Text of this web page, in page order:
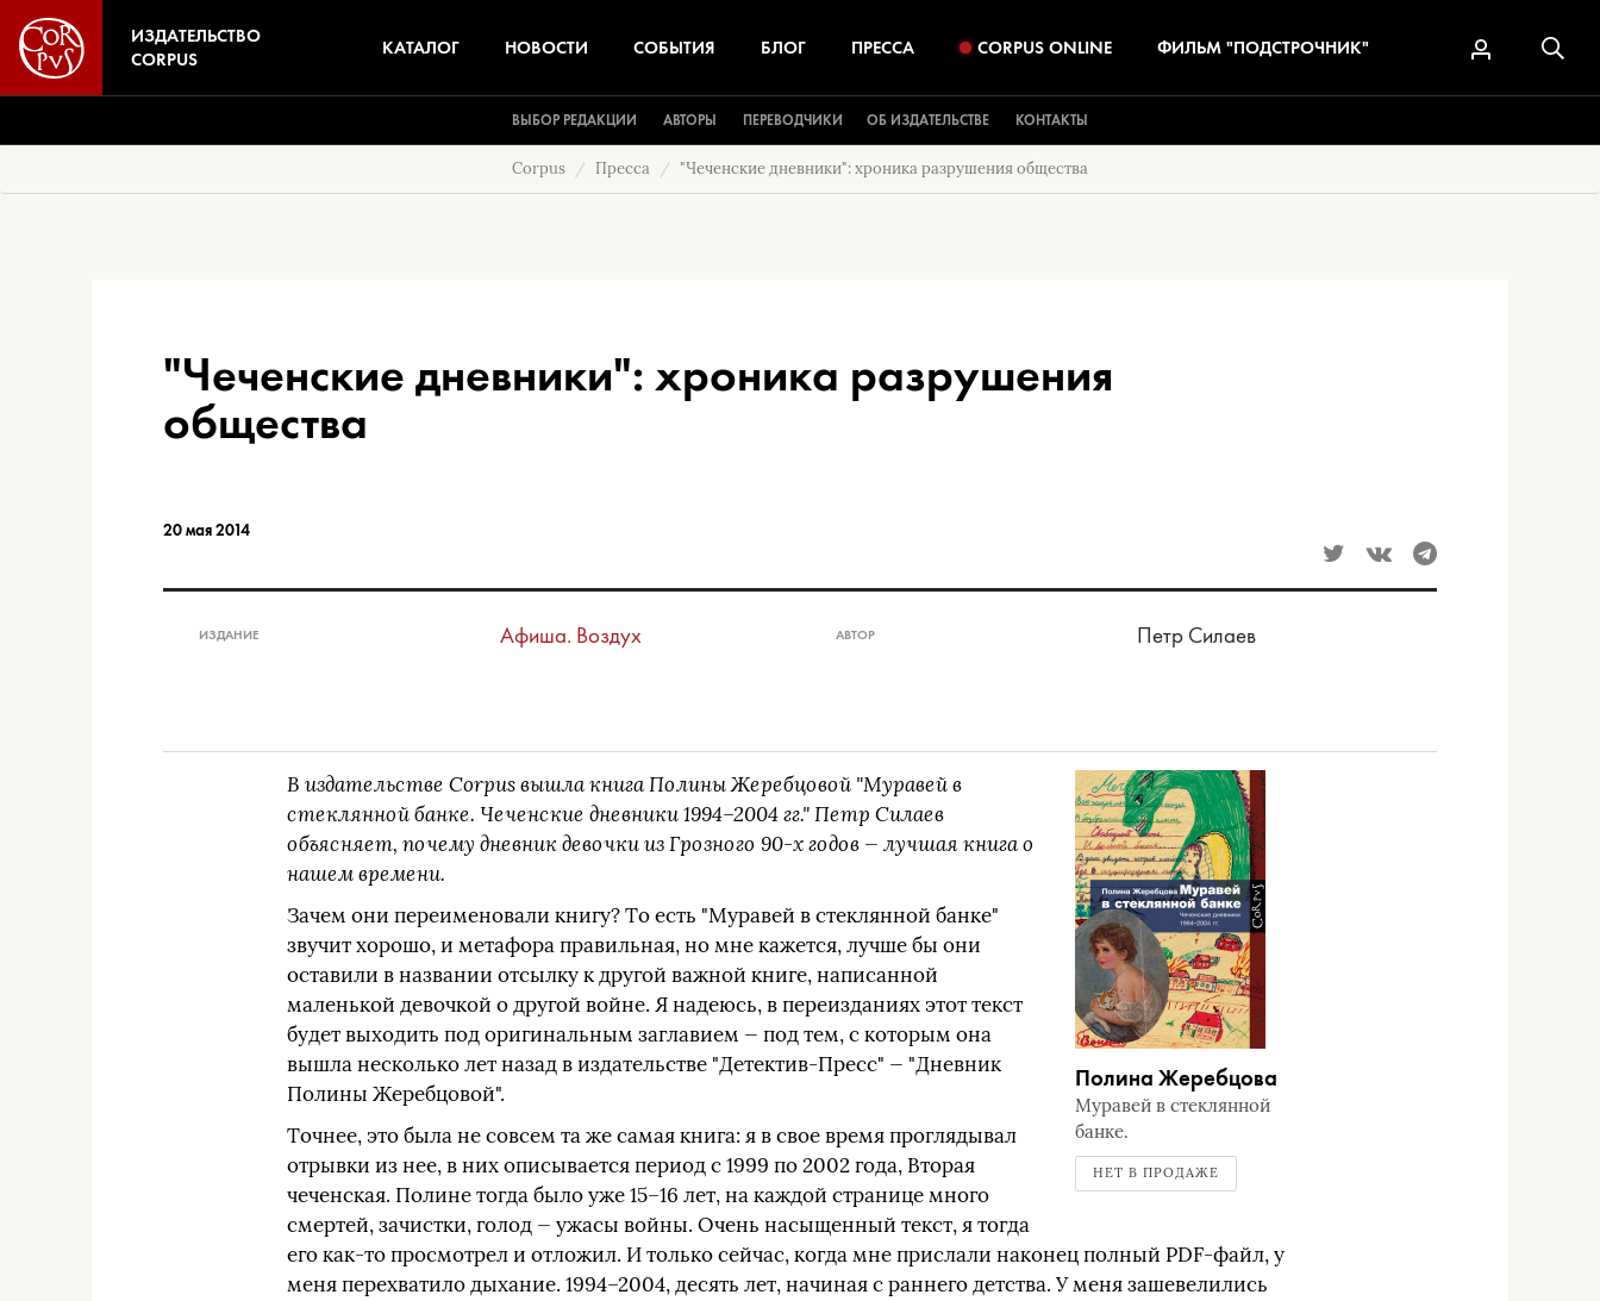
ИЗДАТЕЛЬСТВО
CORPUS
КАТАЛОГ НОВОСТИ СОБЫТИЯ БЛОГ ПРЕССА CORPUS ONLINE ФИЛЬМ "ПОДСТРОЧНИК"
ВЫБОР РЕДАКЦИИ АВТОРЫ ПЕРЕВОДЧИКИ ОБ ИЗДАТЕЛЬСТВЕ КОНТАКТЫ
Corpus Пресса "Чеченские дневники": хроника разрушения общества
"Чеченские дневники": хроника разрушения
общества
20 мая 2014
ИЗДАНИЕ Афиша. Воздух АВТОР Петр Силаев
Полина Жеребцова
Муравей в стеклянной
банке.
НЕТ В ПРОДАЖЕ
В издательстве Corpus вышла книга Полины Жеребцовой "Муравей в
стеклянной банке. Чеченские дневники 1994–2004 гг." Петр Силаев
объясняет, почему дневник девочки из Грозного 90-х годов — лучшая книга о
нашем времени.
Зачем они переименовали книгу? То есть "Муравей в стеклянной банке"
звучит хорошо, и метафора правильная, но мне кажется, лучше бы они
оставили в названии отсылку к другой важной книге, написанной
маленькой девочкой о другой войне. Я надеюсь, в переизданиях этот текст
будет выходить под оригинальным заглавием — под тем, с которым она
вышла несколько лет назад в издательстве "Детектив-Пресс" — "Дневник
Полины Жеребцовой".
Точнее, это была не совсем та же самая книга: я в свое время проглядывал
отрывки из нее, в них описывается период с 1999 по 2002 года, Вторая
чеченская. Полине тогда было уже 15–16 лет, на каждой странице много
смертей, зачистки, голод — ужасы войны. Очень насыщенный текст, я тогда
его как-то просмотрел и отложил. И только сейчас, когда мне прислали наконец полный PDF-файл, у
меня перехватило дыхание. 1994–2004, десять лет, начиная с раннего детства. У меня зашевелились